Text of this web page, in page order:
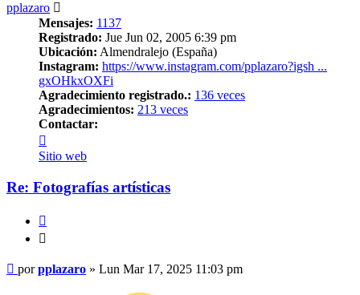
pplazaro
Mensajes: 1137
Registrado: Jue Jun 02, 2005 6:39 pm
Ubicación: Almendralejo (España)
Instagram: https://www.instagram.com/pplazaro?igsh ...
gxOHkxOXFi
Agradecimiento registrado.: 136 veces
Agradecimientos: 213 veces
Contactar:
pplazaro
Sitio web
Re: Fotografías artísticas
Mensaje
porpplazaro » Lun Mar 17, 2025 11:03 pm